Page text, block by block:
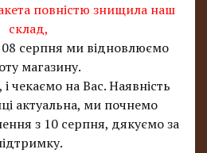
повністю знищила наш
склад,
08 серпня ми відновлюємо
магазину.
чекаємо на Вас. Наявність
актуальна, ми почнемо
з 10 серпня, дякуємо за